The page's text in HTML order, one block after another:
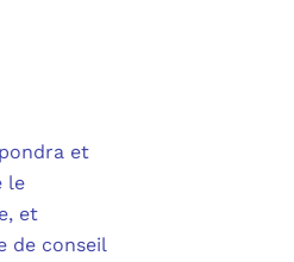
et
le
et
de conseil